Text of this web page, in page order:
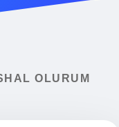
OLURUM